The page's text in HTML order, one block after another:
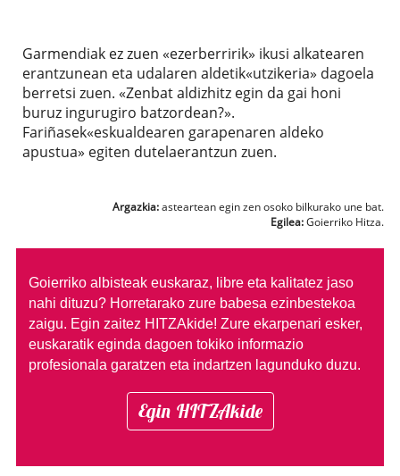
Garmendiak ez zuen «ezerberririk» ikusi alkatearen
erantzunean eta udalaren aldetik«utzikeria» dagoela
berretsi zuen. «Zenbat aldizhitz egin da gai honi
buruz ingurugiro batzordean?».
Fariñasek«eskualdearen garapenaren aldeko
apustua» egiten dutelaerantzun zuen.
Argazkia:asteartean egin zen osoko bilkurako une bat.
Egilea:Goierriko Hitza.
Goierriko albisteak euskaraz, libre eta kalitatez jaso
nahi dituzu? Horretarako zure babesa ezinbestekoa
zaigu. Egin zaitez HITZAkide! Zure ekarpenari esker,
euskaratik eginda dagoen tokiko informazio
profesionala garatzen eta indartzen lagunduko duzu.
Egin HITZAkide